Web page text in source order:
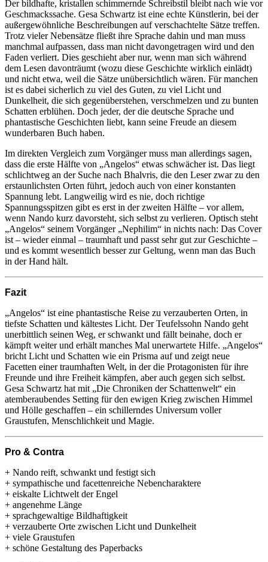
Der bildhafte, kristallen schimmernde Schreibstil bleibt nach wie vor
Geschmackssache. Gesa Schwartz ist eine echte Künstlerin, bei der
außergewöhnliche Beschreibungen auf verschachtelte Sätze treffen.
Trotz vieler Nebensätze fließt ihre Sprache dahin und man muss
manchmal aufpassen, dass man nicht davongetragen wird und den
Faden verliert. Dies geschieht aber nur, wenn man sich während
dem Lesen davonträumt (wozu diese Geschichte wirklich einlädt)
und nicht etwa, weil die Sätze unübersichtlich wären. Für manchen
ist es dabei sicherlich zu viel des Guten, zu viel Licht und
Dunkelheit, die sich gegenüberstehen, verschmelzen und zu bunten
Schatten erblühen. Doch jeder, der die deutsche Sprache und
phantastische Geschichten liebt, kann seine Freude an diesem
wunderbaren Buch haben.
Im direkten Vergleich zum Vorgänger muss man allerdings sagen,
dass die erste Hälfte von „Angelos“ etwas schwächer ist. Das liegt
schlichtweg an der Suche nach Bhalvris, die den Leser zwar zu den
erstaunlichsten Orten führt, jedoch auch von einer konstanten
Spannung lebt. Langweilig wird es nie, doch richtige
Spannungsspitzen gibt es erst in der zweiten Hälfte – vor allem,
wenn Nando kurz davorsteht, sich selbst zu verlieren. Optisch steht
„Angelos“ seinem Vorgänger „Nephilim“ in nichts nach: Das Cover
ist – wieder einmal – traumhaft und passt sehr gut zur Geschichte –
und es kommt wesentlich besser zur Geltung, wenn man das Buch
in der Hand hält.
Fazit
„Angelos“ ist eine phantastische Reise zu verzauberten Orten, in
tiefste Schatten und kältestes Licht. Der Teufelssohn Nando geht
unerbittlich seinen Weg, er schwankt und fällt beinahe, doch er
kämpft weiter und erhält manches Mal unerwartete Hilfe. „Angelos“
bricht Licht und Schatten wie ein Prisma auf und zeigt neue
Facetten einer traumhaften Welt, in der die Protagonisten für ihre
Freunde und ihre Freiheit kämpfen, aber auch gegen sich selbst.
Gesa Schwartz hat mit „Die Chroniken der Schattenwelt“ ein
atemberaubendes Setting für den ewigen Krieg zwischen Himmel
und Hölle geschaffen – ein schillerndes Universum voller
Graustufen, Menschlichkeit und Magie.
Pro & Contra
+ Nando reift, schwankt und festigt sich
+ sympathische und facettenreiche Nebencharaktere
+ eiskalte Lichtwelt der Engel
+ angenehme Länge
+ sprachgewaltige Bildhaftigkeit
+ verzauberte Orte zwischen Licht und Dunkelheit
+ viele Graustufen
+ schöne Gestaltung des Paperbacks